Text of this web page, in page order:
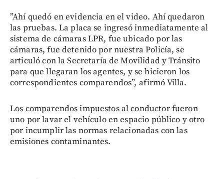
”Ahí quedó en evidencia en el video. Ahí quedaron
las pruebas. La placa se ingresó inmediatamente al
sistema de cámaras LPR, fue ubicado por las
cámaras, fue detenido por nuestra Policía, se
articuló con la Secretaría de Movilidad y Tránsito
para que llegaran los agentes, y se hicieron los
correspondientes comparendos”, afirmó Villa.
Los comparendos impuestos al conductor fueron
uno por lavar el vehículo en espacio público y otro
por incumplir las normas relacionadas con las
emisiones contaminantes.